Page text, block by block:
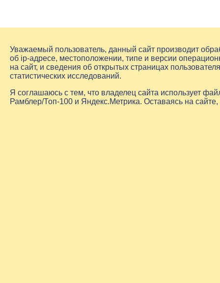
Уважаемый пользователь, данный сайт производит
об ip-адресе, местоположении, типе и версии
на сайт, и сведения об открытых страницах
статистических исследований.
Я соглашаюсь с тем, что владелец сайта использует
Рамблер/Топ-100 и Яндекс.Метрика. Оставаясь на